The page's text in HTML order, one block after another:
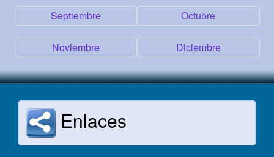
Septiembre Octubre
Noviembre Diciembre
Enlaces